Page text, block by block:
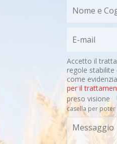
Accetto il
regole stabilite
come
per il
preso visione
casella per